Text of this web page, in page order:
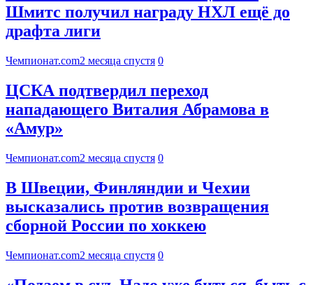
Шмитс получил награду НХЛ ещё до
драфта лиги
Чемпионат.com2 месяца спустя 0
ЦСКА подтвердил переход
нападающего Виталия Абрамова в
«Амур»
Чемпионат.com2 месяца спустя 0
В Швеции, Финляндии и Чехии
высказались против возвращения
сборной России по хоккею
Чемпионат.com2 месяца спустя 0